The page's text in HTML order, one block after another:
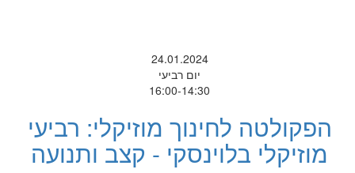
24.01.2024
יום רביעי
16:00-14:30
הפקולטה לחינוך מוזיקלי: רביעי
מוזיקלי בלוינסקי - קצב ותנועה